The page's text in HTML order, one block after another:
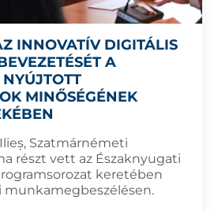
INNOVATÍV DIGITÁLIS
A
MINŐSÉGÉNEK
Szatmárnémeti
részt vett az Északnyugati
keretében
munkamegbeszélésen.